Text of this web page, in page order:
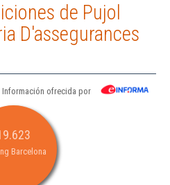
de Pujol
D'assegurances
Información ofrecida por
Barcelona